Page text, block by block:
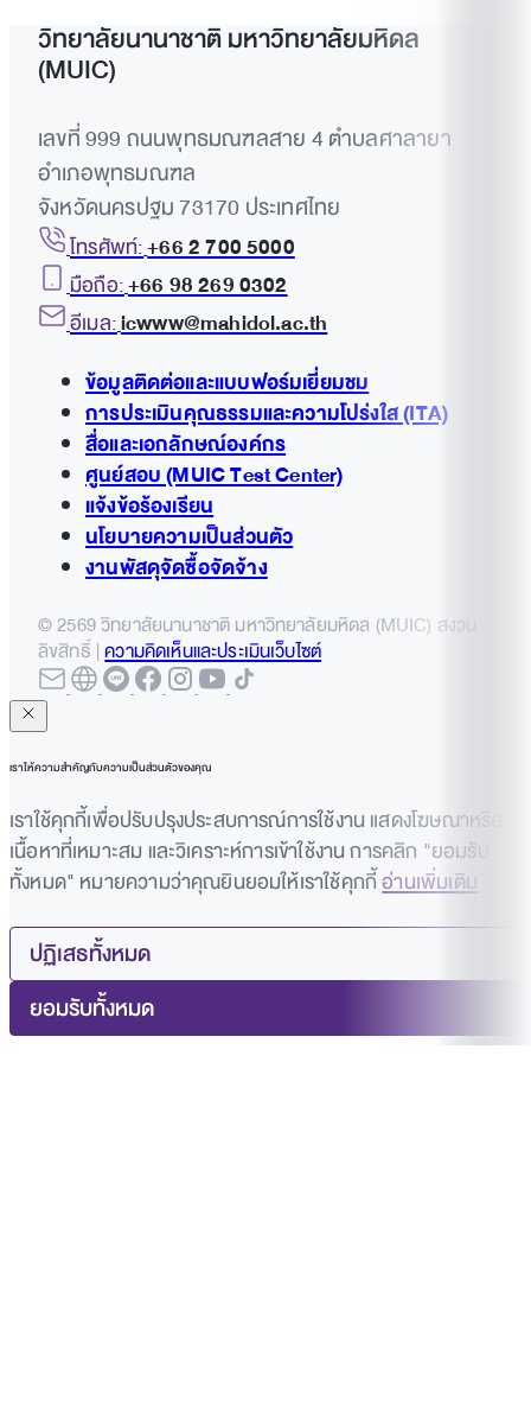
วิทยาลัยนานาชาติ มหาวิทยาลัยมหิดล
(MUIC)
เลขที่ 999 ถนนพุทธมณฑลสาย 4 ตำบลศาลายา
อำเภอพุทธมณฑล
จังหวัดนครปฐม 73170 ประเทศไทย
โทรศัพท์:+66 2 700 5000
มือถือ:+66 98 269 0302
อีเมล:icwww@mahidol.ac.th
ข้อมูลติดต่อและแบบฟอร์มเยี่ยมชม
การประเมินคุณธรรมและความโปร่งใส (ITA)
สื่อและเอกลักษณ์องค์กร
ศูนย์สอบ (MUIC Test Center)
แจ้งข้อร้องเรียน
นโยบายความเป็นส่วนตัว
งานพัสดุจัดซื้อจัดจ้าง
© 2569 วิทยาลัยนานาชาติ มหาวิทยาลัยมหิดล (MUIC) สงวน
ลิขสิทธิ์ |ความคิดเห็นและประเมินเว็บไซต์
เราให้ความสำคัญกับความเป็นส่วนตัวของคุณ
เราใช้คุกกี้เพื่อปรับปรุงประสบการณ์การใช้งาน แสดงโฆษณาหรือ
เนื้อหาที่เหมาะสม และวิเคราะห์การเข้าใช้งาน การคลิก "ยอมรับ
ทั้งหมด" หมายความว่าคุณยินยอมให้เราใช้คุกกี้อ่านเพิ่มเติม
ปฏิเสธทั้งหมด
ยอมรับทั้งหมด